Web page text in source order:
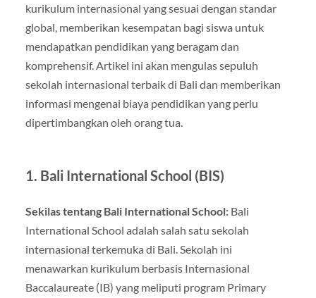
kurikulum internasional yang sesuai dengan standar
global, memberikan kesempatan bagi siswa untuk
mendapatkan pendidikan yang beragam dan
komprehensif. Artikel ini akan mengulas sepuluh
sekolah internasional terbaik di Bali dan memberikan
informasi mengenai biaya pendidikan yang perlu
dipertimbangkan oleh orang tua.
1. Bali International School (BIS)
Sekilas tentang Bali International School:Bali
International School adalah salah satu sekolah
internasional terkemuka di Bali. Sekolah ini
menawarkan kurikulum berbasis Internasional
Baccalaureate (IB) yang meliputi program Primary